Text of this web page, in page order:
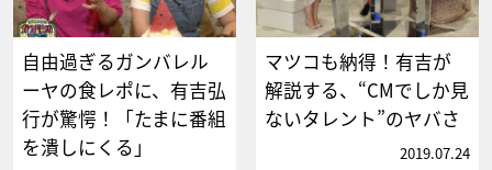
自由過ぎるガンバレル
ーヤの食レポに、有吉弘
行が驚愕！「たまに番組
を潰しにくる」
マツコも納得！有吉が
解説する、“CMでしか見
ないタレント”のヤバさ
2019.07.24